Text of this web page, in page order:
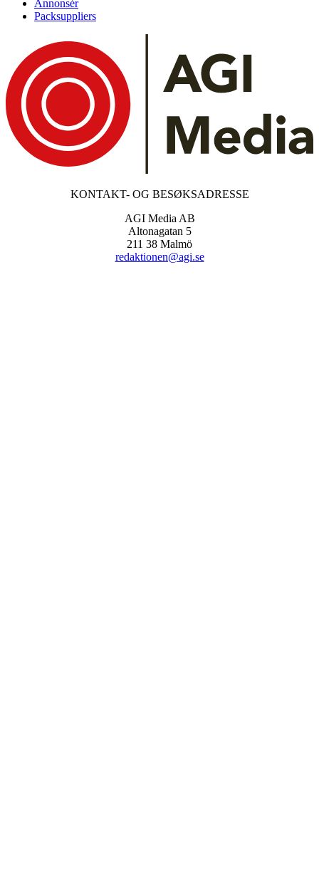
Annonsér
Packsuppliers
KONTAKT- OG BESØKSADRESSE
AGI Media AB
Altonagatan 5
211 38 Malmö
redaktionen@agi.se